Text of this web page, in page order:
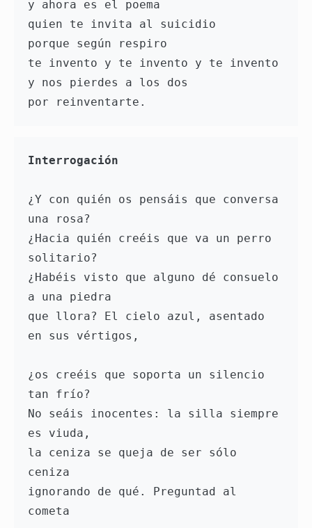
y ahora es el poema
quien te invita al suicidio
porque según respiro
te invento y te invento y te invento
y nos pierdes a los dos
Interrogación
¿Y con quién os pensáis que conversa
una rosa?
¿Hacia quién creéis que va un perro
solitario?
¿Habéis visto que alguno dé consuelo
a una piedra
que llora? El cielo azul, asentado
en sus vértigos,
¿os creéis que soporta un silencio
tan frío?
No seáis inocentes: la silla siempre
es viuda,
la ceniza se queja de ser sólo
ceniza
ignorando de qué. Preguntad al
cometa